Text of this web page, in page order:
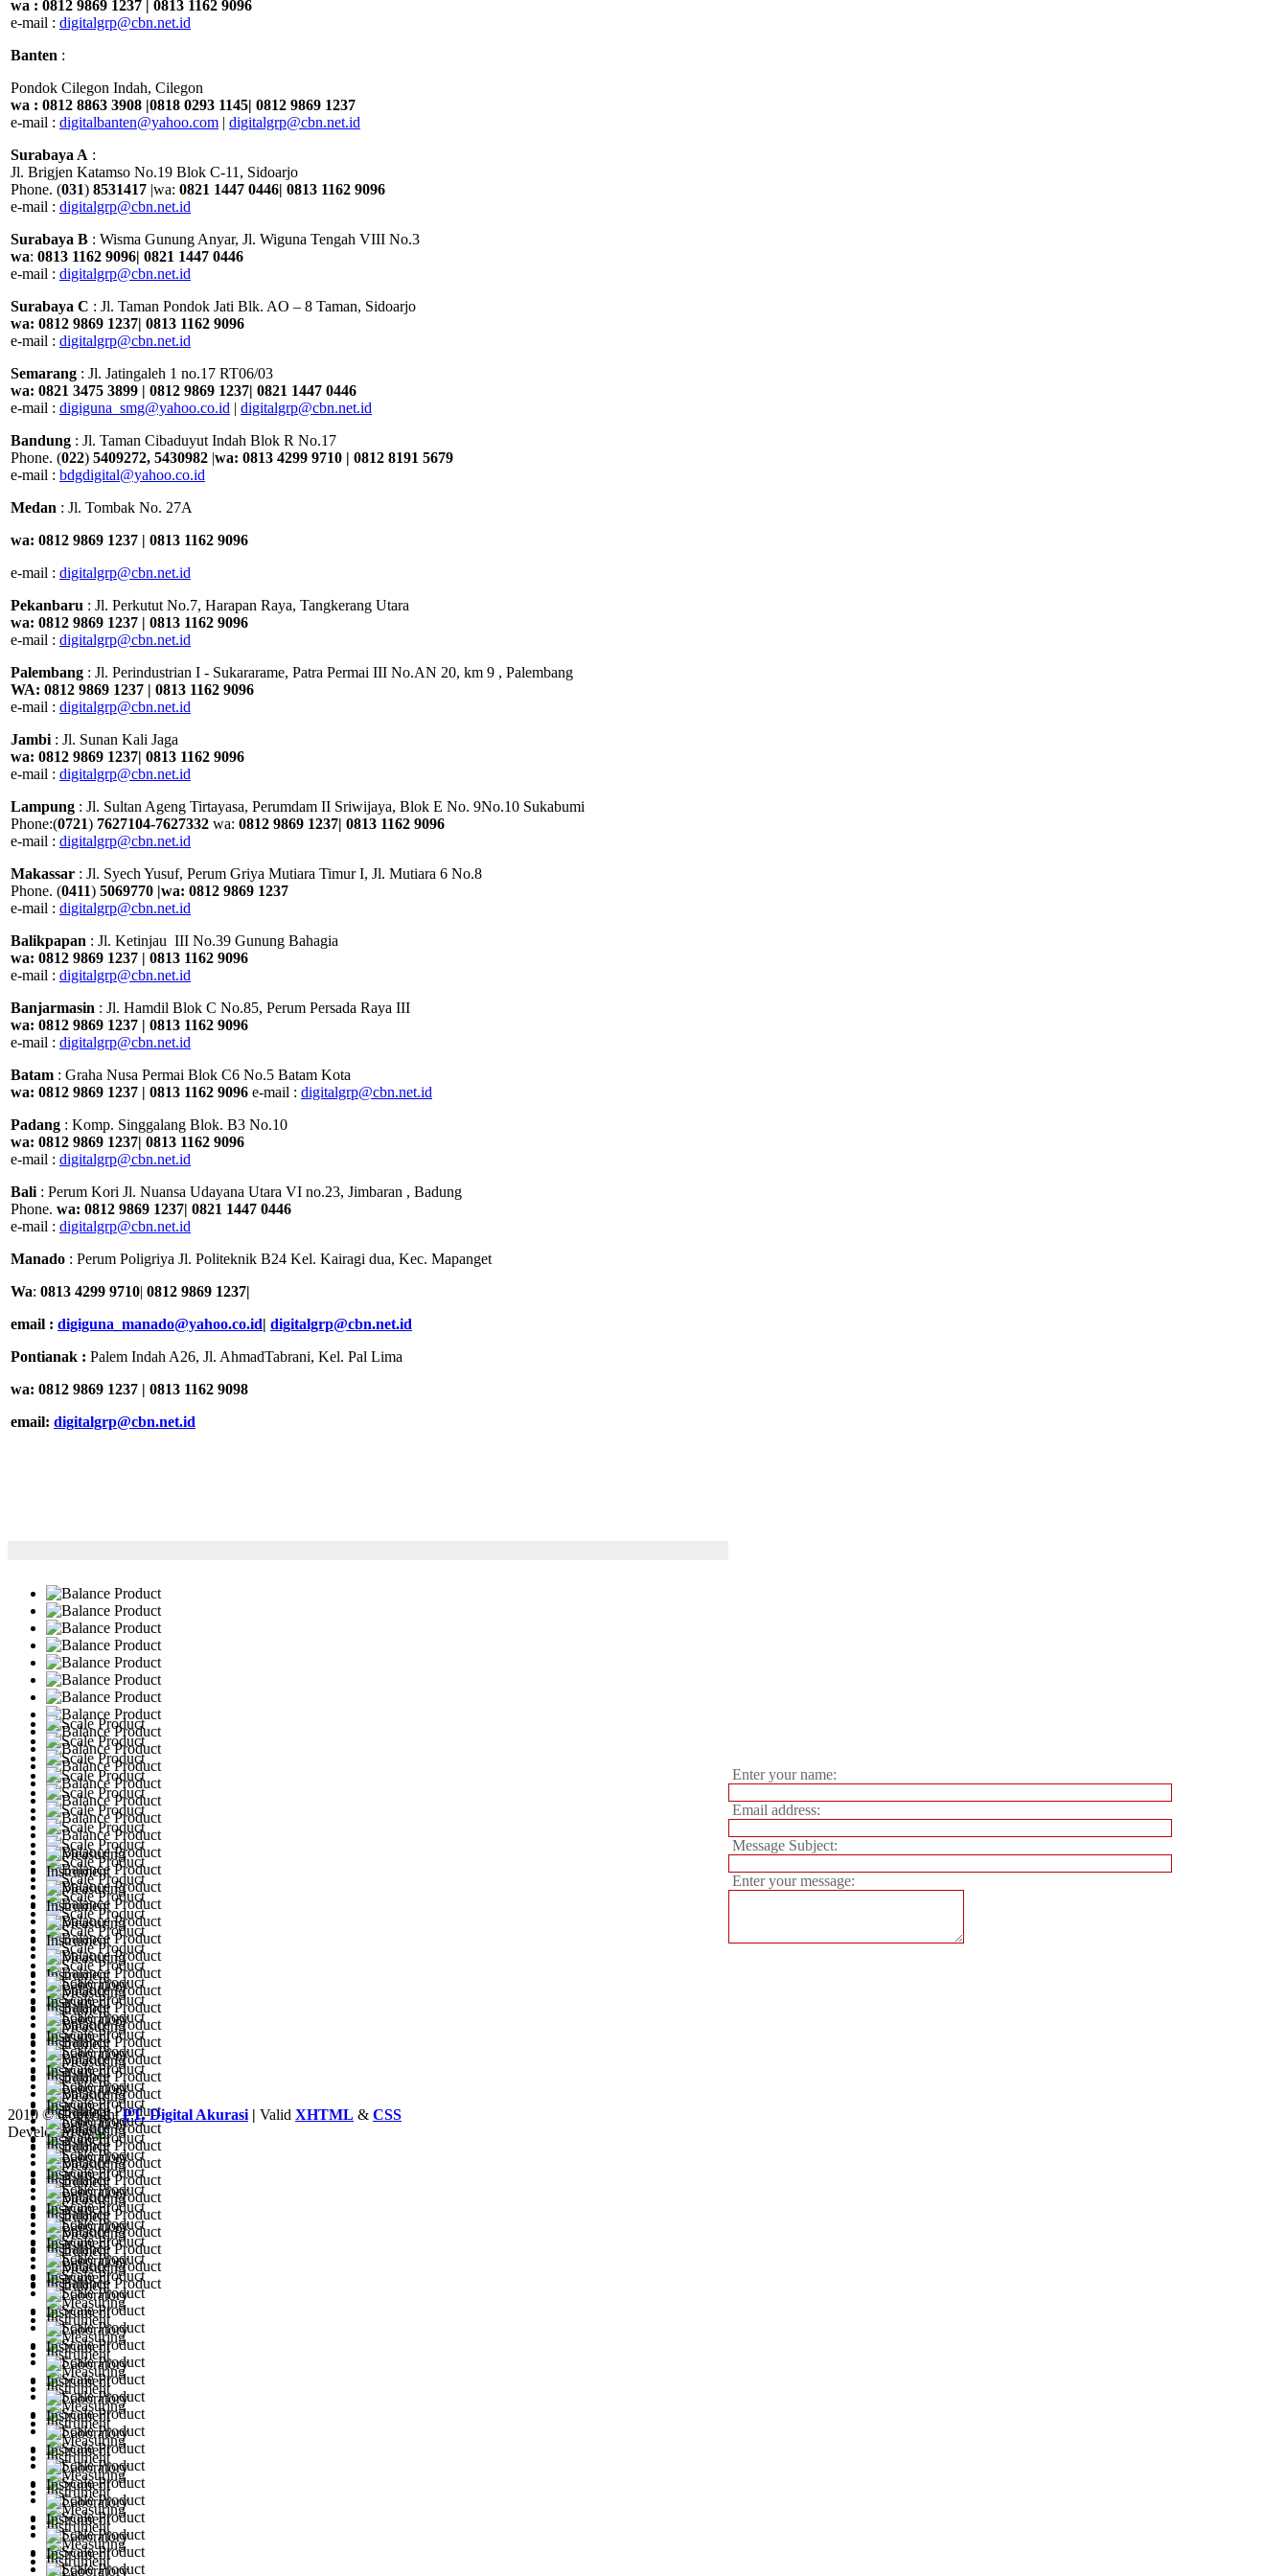
wa : 0812 9869 1237 | 0813 1162 9096
e-mail : digitalgrp@cbn.net.id
Banten :
Pondok Cilegon Indah, Cilegon
wa : 0812 8863 3908 |0818 0293 1145| 0812 9869 1237
e-mail : digitalbanten@yahoo.com | digitalgrp@cbn.net.id
Surabaya A :
Jl. Brigjen Katamso No.19 Blok C-11, Sidoarjo
Phone. (031) 8531417 |wa: 0821 1447 0446| 0813 1162 9096
e-mail : digitalgrp@cbn.net.id
Surabaya B : Wisma Gunung Anyar, Jl. Wiguna Tengah VIII No.3
wa: 0813 1162 9096| 0821 1447 0446
e-mail : digitalgrp@cbn.net.id
Surabaya C : Jl. Taman Pondok Jati Blk. AO – 8 Taman, Sidoarjo
wa: 0812 9869 1237| 0813 1162 9096
e-mail : digitalgrp@cbn.net.id
Semarang : Jl. Jatingaleh 1 no.17 RT06/03
wa: 0821 3475 3899 | 0812 9869 1237| 0821 1447 0446
e-mail : digiguna_smg@yahoo.co.id | digitalgrp@cbn.net.id
Bandung : Jl. Taman Cibaduyut Indah Blok R No.17
Phone. (022) 5409272, 5430982 |wa: 0813 4299 9710 | 0812 8191 5679
e-mail : bdgdigital@yahoo.co.id
Medan : Jl. Tombak No. 27A
wa: 0812 9869 1237 | 0813 1162 9096
e-mail : digitalgrp@cbn.net.id
Pekanbaru : Jl. Perkutut No.7, Harapan Raya, Tangkerang Utara
wa: 0812 9869 1237 | 0813 1162 9096
e-mail : digitalgrp@cbn.net.id
Palembang : Jl. Perindustrian I - Sukararame, Patra Permai III No.AN 20, km 9 , Palembang
WA: 0812 9869 1237 | 0813 1162 9096
e-mail : digitalgrp@cbn.net.id
Jambi : Jl. Sunan Kali Jaga
wa: 0812 9869 1237| 0813 1162 9096
e-mail : digitalgrp@cbn.net.id
Lampung : Jl. Sultan Ageng Tirtayasa, Perumdam II Sriwijaya, Blok E No. 9No.10 Sukabumi
Phone:(0721) 7627104-7627332 wa: 0812 9869 1237| 0813 1162 9096
e-mail : digitalgrp@cbn.net.id
Makassar : Jl. Syech Yusuf, Perum Griya Mutiara Timur I, Jl. Mutiara 6 No.8
Phone. (0411) 5069770 |wa: 0812 9869 1237
e-mail : digitalgrp@cbn.net.id
Balikpapan : Jl. Ketinjau III No.39 Gunung Bahagia
wa: 0812 9869 1237 | 0813 1162 9096
e-mail : digitalgrp@cbn.net.id
Banjarmasin : Jl. Hamdil Blok C No.85, Perum Persada Raya III
wa: 0812 9869 1237 | 0813 1162 9096
e-mail : digitalgrp@cbn.net.id
Batam : Graha Nusa Permai Blok C6 No.5 Batam Kota
wa: 0812 9869 1237 | 0813 1162 9096 e-mail : digitalgrp@cbn.net.id
Padang : Komp. Singgalang Blok. B3 No.10
wa: 0812 9869 1237| 0813 1162 9096
e-mail : digitalgrp@cbn.net.id
Bali : Perum Kori Jl. Nuansa Udayana Utara VI no.23, Jimbaran , Badung
Phone. wa: 0812 9869 1237| 0821 1447 0446
e-mail : digitalgrp@cbn.net.id
Manado : Perum Poligriya Jl. Politeknik B24 Kel. Kairagi dua, Kec. Mapanget
Wa: 0813 4299 9710| 0812 9869 1237|
email : digiguna_manado@yahoo.co.id| digitalgrp@cbn.net.id
Pontianak : Palem Indah A26, Jl. AhmadTabrani, Kel. Pal Lima
wa: 0812 9869 1237 | 0813 1162 9098
email: digitalgrp@cbn.net.id
Enter your name:
Email address:
Message Subject:
Enter your message:
2010 © CopyrightPT. Digital Akurasi | Valid XHTML & CSS
Developed by